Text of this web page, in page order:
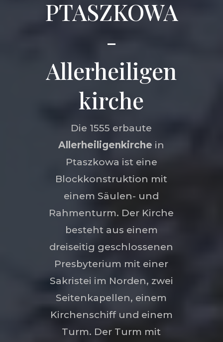
PTASZKOWA
-
Allerheiligen
kirche
Die 1555 erbaute
Allerheiligenkirche in
Ptaszkowa ist eine
Blockkonstruktion mit
einem Säulen- und
Rahmenturm. Der Kirche
besteht aus einem
dreiseitig geschlossenen
Presbyterium mit einer
Sakristei im Norden, zwei
Seitenkapellen, einem
Kirchenschiff und einem
Turm. Der Turm mit